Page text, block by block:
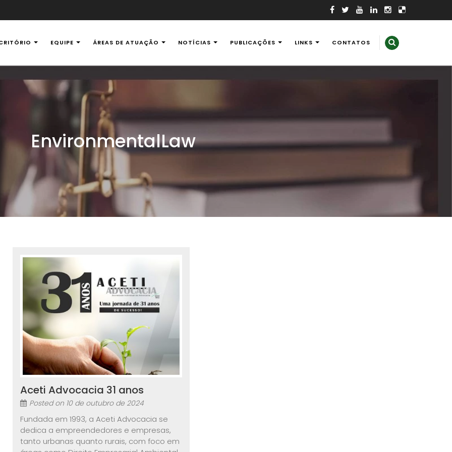
Ambiental
EQUIPE ÁREAS DE ATUAÇÃO NOTÍCIAS PUBLICAÇÕES LINKS CONTATOS
EnvironmentalLaw
Aceti Advocacia 31 anos
Posted on 10 de outubro de 2024
Fundada em 1993, a Aceti Advocacia se
dedica a empreendedores e empresas,
tanto urbanas quanto rurais, com foco em